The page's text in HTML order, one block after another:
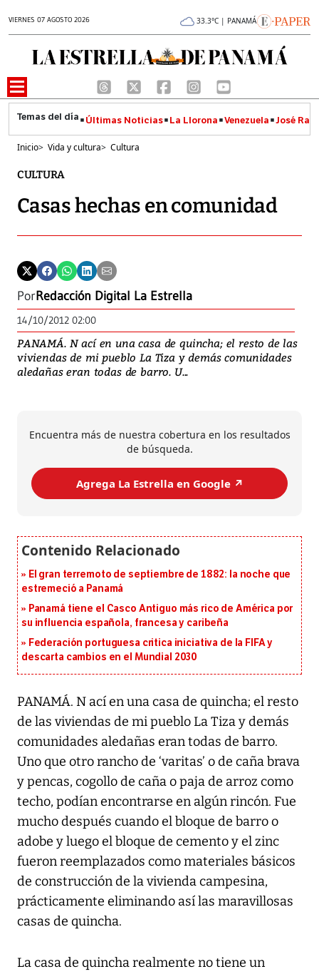
VIERNES 07 AGOSTO 2026 33.3°C | PANAMÁ
Últimas Noticias La Llorona Venezuela José
Inicio> Vida y cultura> Cultura
CULTURA
Casas hechas en comunidad
PorRedacción Digital La Estrella
14/10/2012 02:00
PANAMÁ. N ací en una casa de quincha; el resto de las
viviendas de mi pueblo La Tiza y demás comunidades
aledañas eran todas de barro. U...
Encuentra más de nuestra cobertura en los resultados
de búsqueda.
Agrega La Estrella en Google ↗️
El gran terremoto de septiembre de 1882: la noche que
estremeció a Panamá
Panamá tiene el Casco Antiguo más rico de América por
su influencia española, francesa y caribeña
Federación portuguesa critica iniciativa de la FIFA y
descarta cambios en el Mundial 2030
PANAMÁ. N ací en una casa de quincha; el resto
de las viviendas de mi pueblo La Tiza y demás
comunidades aledañas eran todas de barro.
Uno que otro rancho de ‘varitas’ o de caña brava
y pencas, cogollo de caña o paja de arroz como
techo, podían encontrarse en algún rincón. Fue
mucho después cuando el bloque de barro o
adobe y luego el bloque de cemento y el zinc
fueron reemplazados como materiales básicos
de construcción de la vivienda campesina,
prácticamente eliminando así las maravillosas
casas de quincha.
La casa de quincha realmente no tiene un